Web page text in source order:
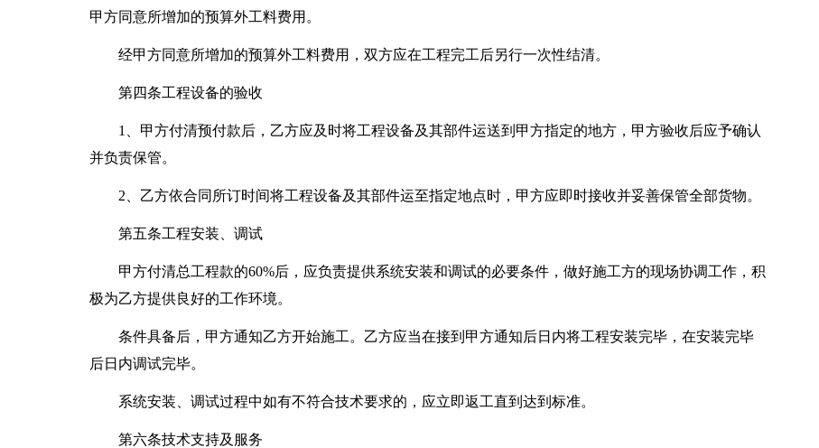
甲方同意所增加的预算外工料费用。
经甲方同意所增加的预算外工料费用，双方应在工程完工后另行一次性结清。
第四条工程设备的验收
1、甲方付清预付款后，乙方应及时将工程设备及其部件运送到甲方指定的地方，甲方验收后应予确认
并负责保管。
2、乙方依合同所订时间将工程设备及其部件运至指定地点时，甲方应即时接收并妥善保管全部货物。
第五条工程安装、调试
甲方付清总工程款的60%后，应负责提供系统安装和调试的必要条件，做好施工方的现场协调工作，积
极为乙方提供良好的工作环境。
条件具备后，甲方通知乙方开始施工。乙方应当在接到甲方通知后日内将工程安装完毕，在安装完毕
后日内调试完毕。
系统安装、调试过程中如有不符合技术要求的，应立即返工直到达到标准。
第六条技术支持及服务